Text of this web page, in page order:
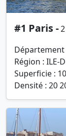
#1 Paris -
Département
Région : ILE-
Superficie :
Densité : 20